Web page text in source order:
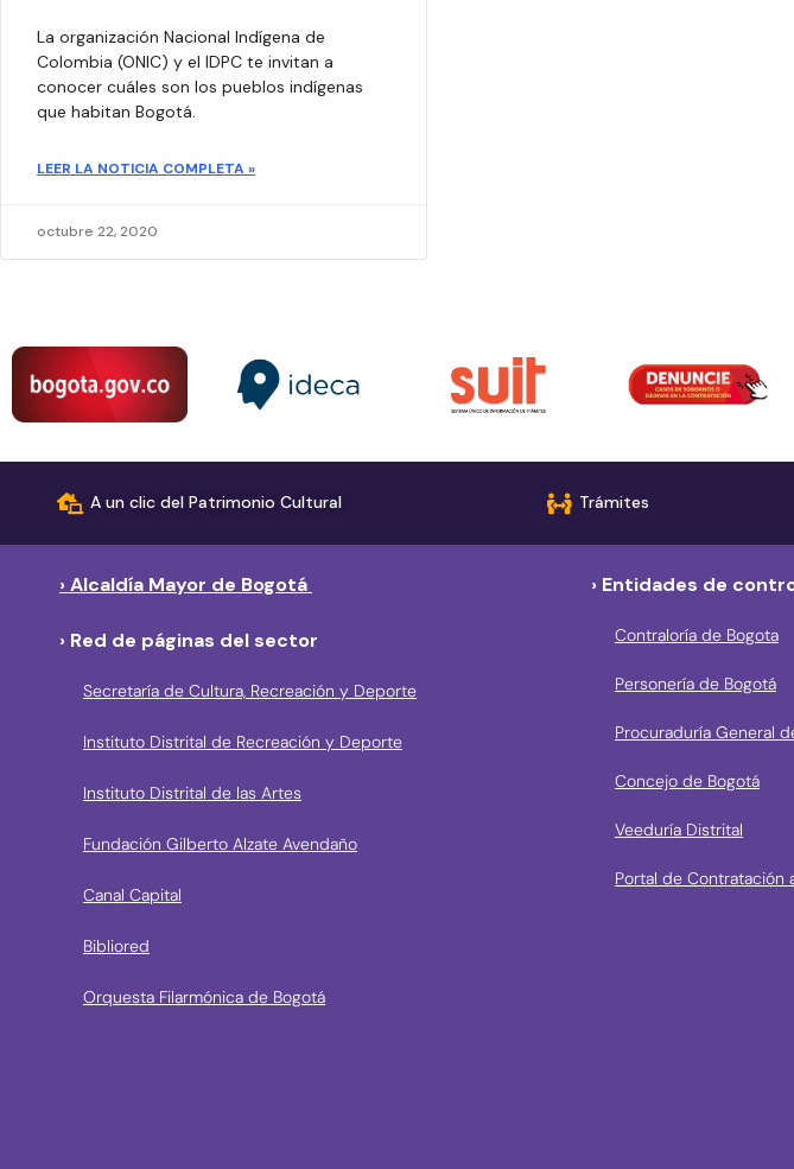
La organización Nacional Indígena de
Colombia (ONIC) y el IDPC te invitan a
conocer cuáles son los pueblos indígenas
que habitan Bogotá.
LEER LA NOTICIA COMPLETA »
octubre 22, 2020
A un clic del Patrimonio Cultural Trámites
› Alcaldía Mayor de Bogotá
› Red de páginas del sector
Secretaría de Cultura, Recreación y Deporte
Instituto Distrital de Recreación y Deporte
Instituto Distrital de las Artes
Fundación Gilberto Alzate Avendaño
Canal Capital
Bibliored
Orquesta Filarmónica de Bogotá
› Entidades de
Contraloría de Bogota
Personería de Bogotá
Procuraduría General
Concejo de Bogotá
Veeduría Distrital
Portal de Contratación